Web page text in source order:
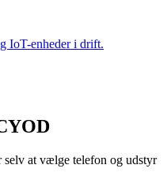
IoT-enheder i drift.
selv at vælge telefon og udstyr